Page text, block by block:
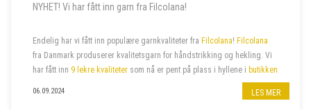
NYHET! Vi har fått inn garn fra Filcolana!
Endelig har vi fått inn populære garnkvaliteter fra Filcolana! Filcolana
fra Danmark produserer kvalitetsgarn for håndstrikking og hekling. Vi
har fått inn 9 lekre kvaliteter som nå er pent på plass i hyllene i butikken
06.09.2024 LES MER